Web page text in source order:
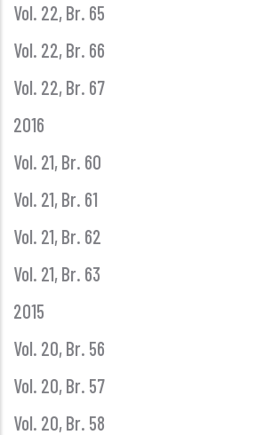
Vol. 22, Br. 65
Vol. 22, Br. 66
Vol. 22, Br. 67
2016
Vol. 21, Br. 60
Vol. 21, Br. 61
Vol. 21, Br. 62
Vol. 21, Br. 63
2015
Vol. 20, Br. 56
Vol. 20, Br. 57
Vol. 20, Br. 58